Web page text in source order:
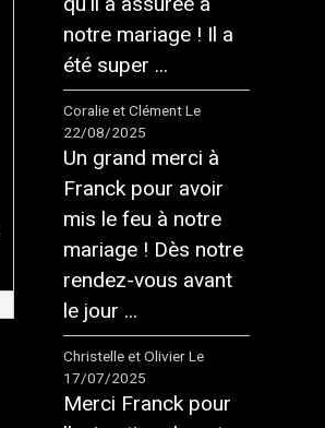
notre mariage ! Il a
été super ...
Coralie et Clément Le
22/08/2025
Un grand merci à
Franck pour avoir
mis le feu à notre
mariage ! Dès notre
rendez-vous avant
le jour ...
Christelle et Olivier Le
17/07/2025
Merci Franck pour